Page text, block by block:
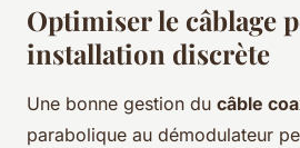
Optimiser le câblage
installation discrète
Une bonne gestion du câble
parabolique au démodulateur